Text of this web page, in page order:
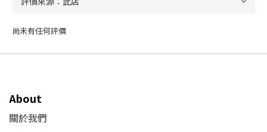
尚未有任何評價
About
關於我們